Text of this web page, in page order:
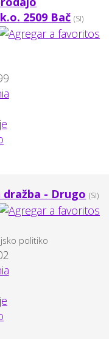
2509 Bač (SI)
dražba - Drugo (SI)
politiko